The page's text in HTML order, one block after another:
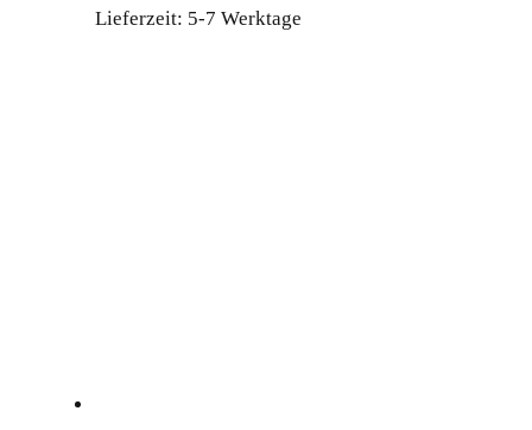
Lieferzeit: 5-7 Werktage